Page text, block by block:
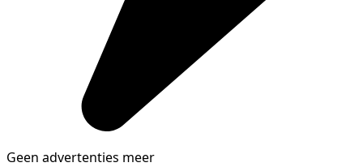
Geen advertenties meer